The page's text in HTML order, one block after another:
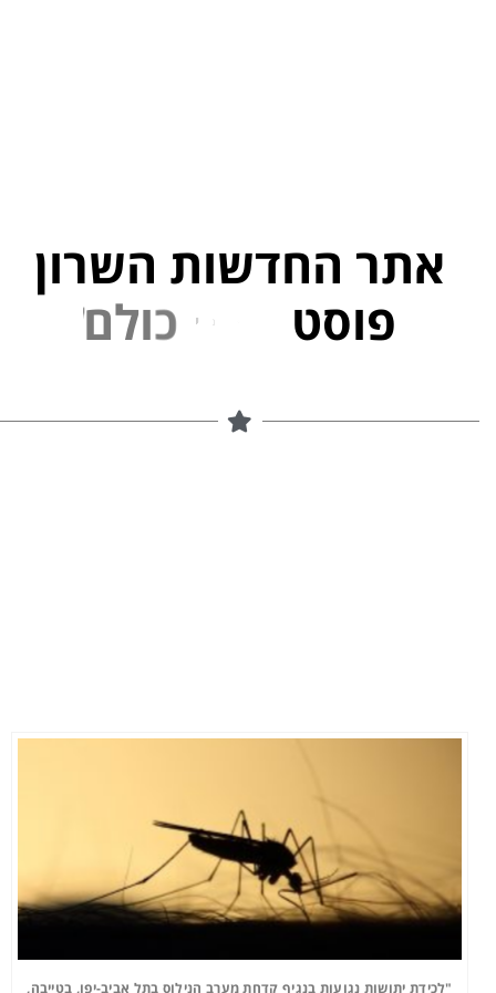
אתר החדשות השרון
פוסט
"לכידת יתושות נגועות בנגיף קדחת מערב הנילוס בתל אביב-יפו, בטייבה,